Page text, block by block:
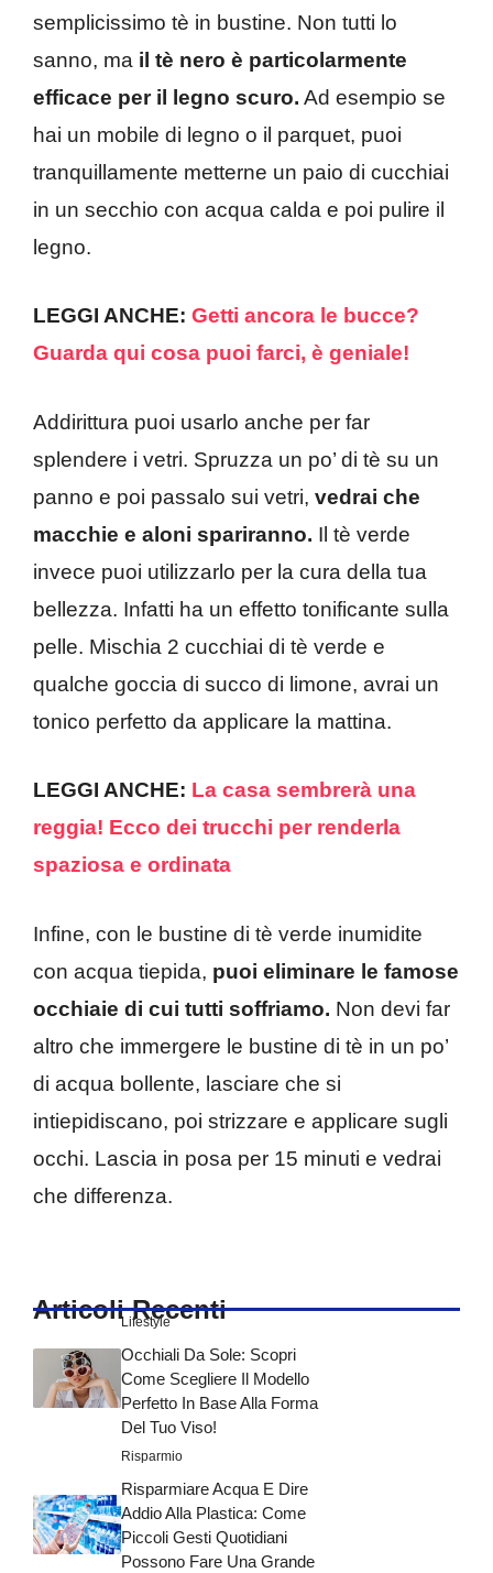
semplicissimo tè in bustine. Non tutti lo
sanno, ma il tè nero è particolarmente
efficace per il legno scuro. Ad esempio se
hai un mobile di legno o il parquet, puoi
tranquillamente metterne un paio di cucchiai
in un secchio con acqua calda e poi pulire il
legno.
LEGGI ANCHE: Getti ancora le bucce?
Guarda qui cosa puoi farci, è geniale!
Addirittura puoi usarlo anche per far
splendere i vetri. Spruzza un po’ di tè su un
panno e poi passalo sui vetri, vedrai che
macchie e aloni spariranno. Il tè verde
invece puoi utilizzarlo per la cura della tua
bellezza. Infatti ha un effetto tonificante sulla
pelle. Mischia 2 cucchiai di tè verde e
qualche goccia di succo di limone, avrai un
tonico perfetto da applicare la mattina.
LEGGI ANCHE: La casa sembrerà una
reggia! Ecco dei trucchi per renderla
spaziosa e ordinata
Infine, con le bustine di tè verde inumidite
con acqua tiepida, puoi eliminare le famose
occhiaie di cui tutti soffriamo. Non devi far
altro che immergere le bustine di tè in un po’
di acqua bollente, lasciare che si
intiepidiscano, poi strizzare e applicare sugli
occhi. Lascia in posa per 15 minuti e vedrai
che differenza.
Articoli Recenti
Lifestyle
Occhiali Da Sole: Scopri
Come Scegliere Il Modello
Perfetto In Base Alla Forma
Del Tuo Viso!
Risparmio
Risparmiare Acqua E Dire
Addio Alla Plastica: Come
Piccoli Gesti Quotidiani
Possono Fare Una Grande